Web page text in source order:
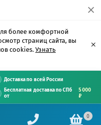
более комфортной
страниц сайта, вы
cookies. Узнать
×
Доставка по всей России
Бесплатная доставка по СПб
от
5 000
₽
0